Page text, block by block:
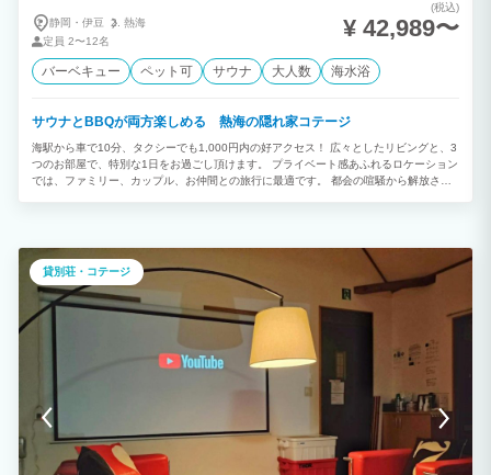
静岡・伊豆
熱海
定員 2〜12名
(税込)
¥ 42,989〜
バーベキュー ペット可 サウナ 大人数 海水浴
サウナとBBQが両方楽しめる 熱海の隠れ家コテージ
海駅から車で10分、タクシーでも1,000円内の好アクセス！ 広々としたリビングと、3
つのお部屋で、特別な1日をお過ごし頂けます。 プライベート感あふれるロケーション
では、ファミリー、カップル、お仲間との旅行に最適です。 都会の喧騒から解放さ
ら、身も心もリラックスできます。 お客様だけのプライベートサウナはご滞在中は何
度でも使い放題！是非ご利用ください。 BBQ機材（バーベキューグリル、木炭、ト
ング、軍手などが完備）を全て宿泊代に含まれるので、 食材を買うだけでバーベキュ
ーができちゃいます。 普段味わえない野外バーベキューの魅力を通年お楽しみいただ
けます。
貸別荘・コテージ